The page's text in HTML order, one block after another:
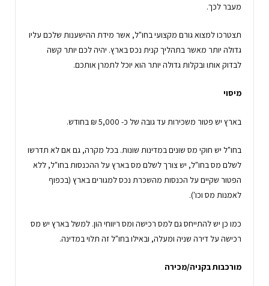
מעבר לכך.
תצטרכו למצוא גורם מקצועי בחו"ל, אשר מידת ההישענות שלכם עליו
גדולה יותר מאשר בתהליך קנית נכס בארץ. יהיה לכם יותר קשה
לבדוק אותו ובקלות גדולה יותר הוא יוכל לתמרן אותכם.
מיסוי
בארץ יש פטור משכירות עד גובה של כ- 5,000 ₪ בחודש.
בחו"ל יש חוקי מס שונים במדינות שונות. בכל מקרה, גם אם לא תדרשו
לשלם מס בחו"ל, יש צורך לשלם מס בארץ על ההכנסות בחו"ל, ללא
הפטור שקיים על הכנסות מהשכרת נכס למגורים בארץ (בכפוף
לאמנות מס וכו').
כמו כן יש להתייחס גם למס רכישה ומס ריווחי הון. למשל בארץ יש מס
רכישה על דירה שניה ומעלה, ובאילו בחו"ל זה תלוי במדינה.
מורכבות בקניה/מכירה